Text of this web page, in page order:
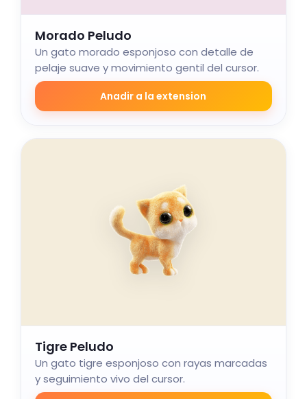
Morado Peludo
Un gato morado esponjoso con detalle de
pelaje suave y movimiento gentil del cursor.
Anadir a la extension
Tigre Peludo
Un gato tigre esponjoso con rayas marcadas
y seguimiento vivo del cursor.